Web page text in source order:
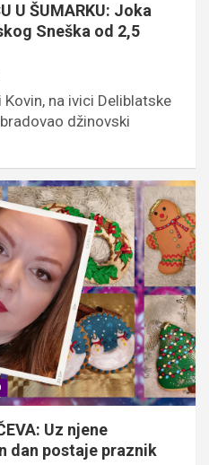
U ŠUMARKU: Joka
Sneška od 2,5
na ivici Deliblatske
džinovski
Uz njene
dan postaje praznik